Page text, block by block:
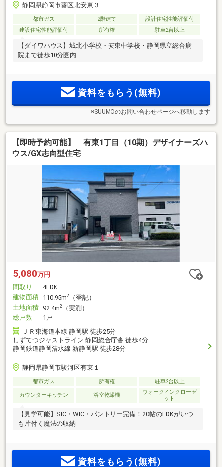
静岡県静岡市葵区北安東３
都市ガス 2階建て
設計住宅性能評価付
建設住宅性能評価付
所有権 駐車2台以上
【ダイワハウス】城北小学校・安東中学校・静岡県立総合病
院まで徒歩10分圏内
資料をもらう(無料)
※SUUMOのお問い合わせページへ移動します
【即時予約可能】 有東1丁目（10期）デザイナーズハ
ウス/GX志向型住宅
5,080万円
間取り
4LDK
建物面積 110.95m2
（登記）
土地面積 92.4m2
（実測）
総戸数
1戸
ＪＲ東海道本線 静岡駅 徒歩25分
しずてつジャストライン 静岡総合庁舎 徒歩4分
静岡鉄道静岡清水線 新静岡駅 徒歩28分
静岡県静岡市駿河区有東１
都市ガス 所有権 駐車2台以上
カウンターキッチン 浴室乾燥機
ウォークインクローゼ
ット
【見学可能】SIC・WIC・パントリー完備！20帖のLDKがいつ
も片付く魔法の収納
資料をもらう(無料)